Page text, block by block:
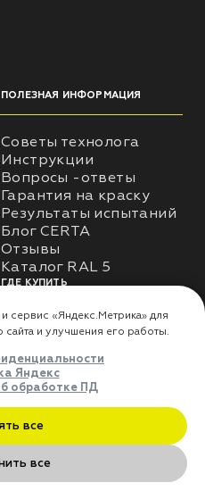
ПОЛЕЗНАЯ ИНФОРМАЦИЯ
Советы технолога
Инструкции
Вопросы -ответы
Гарантия на краску
Результаты испытаний
Блог CERTA
Отзывы
Каталог RAL 5
ГДЕ КУПИТЬ
Доставка
Где купить